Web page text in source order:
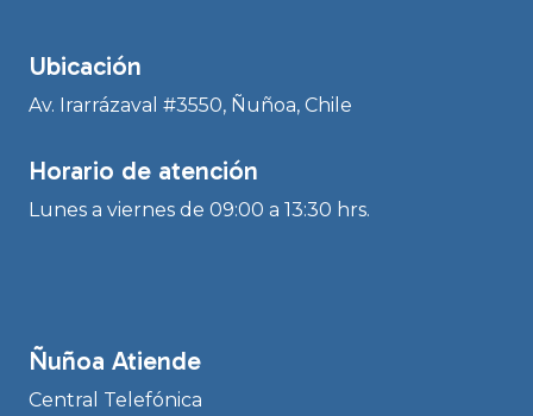
Ubicación
Av. Irarrázaval #3550, Ñuñoa, Chile
Horario de atención
Lunes a viernes de 09:00 a 13:30 hrs.
Ñuñoa Atiende
Central Telefónica